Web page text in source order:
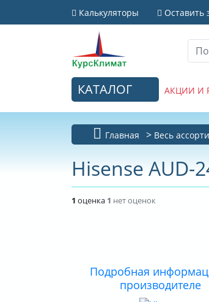
Калькуляторы Оставить
КАТАЛОГ АКЦИИ И
Главная Весь
Hisense AUD-
1 оценка 1 нет оценок
Подробная
производителе